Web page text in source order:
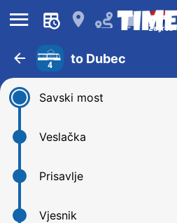
󰍜 󰍎 󰂚 Zagreb
󰁍 4 to Dubec
Savski most
Veslačka
Prisavlje
Vjesnik